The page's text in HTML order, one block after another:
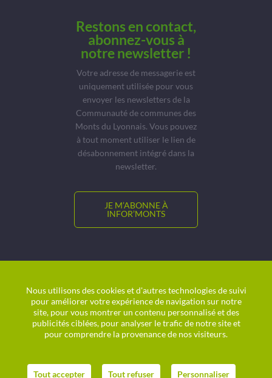
Restons en contact,
abonnez-vous à
notre newsletter !
Votre adresse de messagerie est
uniquement utilisée pour vous
envoyer les newsletters de la
Communauté de communes des
Monts du Lyonnais. Vous pouvez
à tout moment utiliser le lien de
désabonnement intégré dans la
newsletter.
JE M’ABONNE À
INFOR’MONTS
Location de salles
Charte graphique
Plan du site
Politique de confidentialité
Nous utilisons des cookies et d'autres technologies de suivi
pour améliorer votre expérience de navigation sur notre
site, pour vous montrer un contenu personnalisé et des
publicités ciblées, pour analyser le trafic de notre site et
pour comprendre la provenance de nos visiteurs.
Tout accepter Tout refuser Personnaliser